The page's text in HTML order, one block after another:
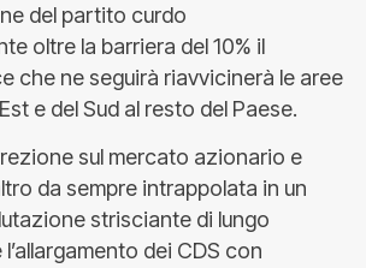
del partito curdo
oltre la barriera del 10% il
che ne seguirà riavvicinerà le aree
e del Sud al resto del Paese.
sul mercato azionario e
da sempre intrappolata in un
strisciante di lungo
dei CDS con